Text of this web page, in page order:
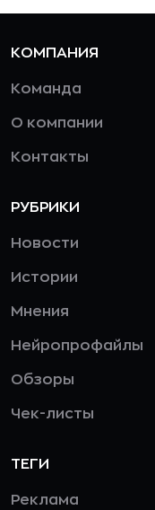
КОМПАНИЯ
Команда
О компании
Контакты
РУБРИКИ
Новости
Истории
Мнения
Нейропрофайлы
Обзоры
Чек-листы
ТЕГИ
Реклама